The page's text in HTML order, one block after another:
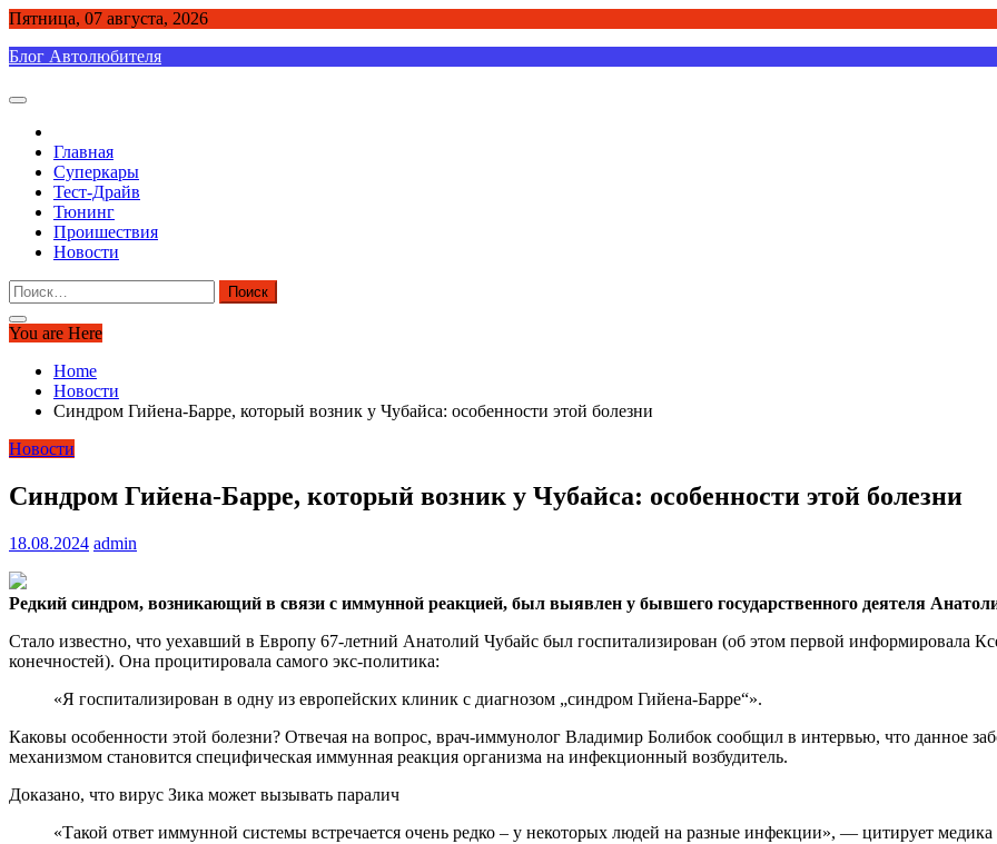
Skip
content
Пятница, 07 августа, 2026
Блог Автолюбителя
Главная
Суперкары
Тест-Драйв
Тюнинг
Проишествия
Новости
Найти:
You are Here
Home
Новости
Синдром Гийена-Барре, который возник у Чубайса: особенности этой болезни
Новости
Синдром Гийена-Барре, который возник у Чубайса: особенности этой болезни
18.08.2024 admin
Редкий синдром, возникающий в связи с иммунной реакцией, был выявлен у бывшего государственного деятеля
Стало известно, что уехавший в Европу 67-летний Анатолий Чубайс был госпитализирован (об этом первой информировала
конечностей). Она процитировала самого экс-политика:
«Я госпитализирован в одну из европейских клиник с диагнозом „синдром Гийена-Барре“».
Каковы особенности этой болезни? Отвечая на вопрос, врач-иммунолог Владимир Болибок сообщил в интервью, что данное
механизмом становится специфическая иммунная реакция организма на инфекционный возбудитель.
Доказано, что вирус Зика может вызывать паралич
«Такой ответ иммунной системы встречается очень редко – у некоторых людей на разные инфекции», — цитирует медика